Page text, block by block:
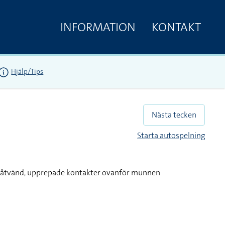
INFORMATION KONTAKT
Hjälp/Tips
Nästa tecken
Starta autospelning
upprepade kontakter ovanför munnen